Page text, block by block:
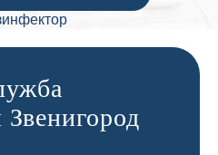
Звенигород